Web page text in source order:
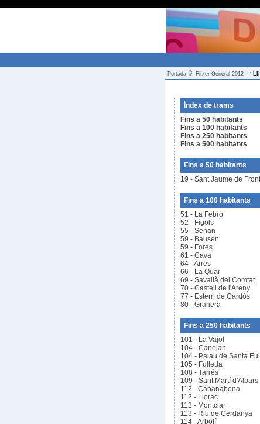
Portada Fitxer General 2012
Índex de trams
Fins a 50 habitants
Fins a 100 habitants
Fins a 250 habitants
Fins a 500 habitants
Fins a 50 habitants
19 - Sant Jaume de
Fins a 100 habitants
51 - La Febró
52 - Fígols
55 - Senan
59 - Bausen
59 - Forès
61 - Cava
64 - Arres
66 - La Quar
69 - Savallà del Comtat
70 - Castell de l'Areny
77 - Esterri de Cardós
80 - Granera
Fins a 250 habitants
101 - La Vajol
104 - Canejan
104 - Palau de Santa
105 - Fulleda
108 - Tarrés
109 - Sant Martí d'Albars
112 - Cabanabona
112 - Llorac
112 - Montclar
113 - Riu de Cerdanya
114 - Arbolí